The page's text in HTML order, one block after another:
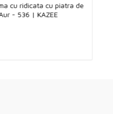
cu ridicata cu piatra de
- 536 | KAZEE